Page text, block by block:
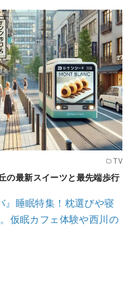
TV
の最新スイーツと最先端歩行